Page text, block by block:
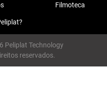
Filmoteca
Peliplat Technology
reservados.